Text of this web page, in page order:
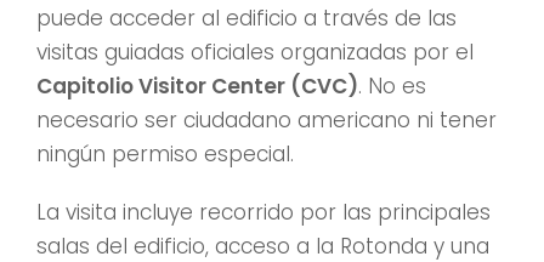
puede acceder al edificio a través de las
visitas guiadas oficiales organizadas por el
Capitolio Visitor Center (CVC). No es
necesario ser ciudadano americano ni tener
ningún permiso especial.
La visita incluye recorrido por las principales
salas del edificio, acceso a la Rotonda y una